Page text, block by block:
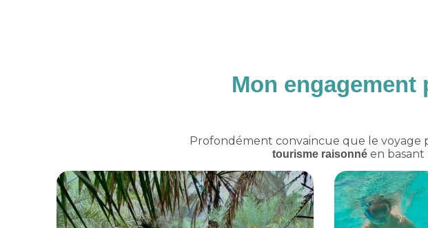
Mon
Profondément convaincue que le
tourisme raisonnéen basant